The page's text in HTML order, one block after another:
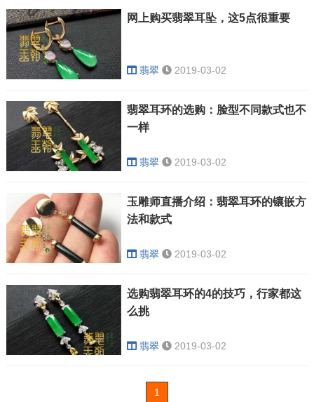
网上购买翡翠耳坠，这5点很重要
翡翠 2019-03-02
翡翠耳环的选购：脸型不同款式也不
一样
翡翠 2019-03-02
玉雕师直播介绍：翡翠耳环的镶嵌方
法和款式
翡翠 2019-03-02
选购翡翠耳环的4的技巧，行家都这
么挑
翡翠 2019-03-02
1